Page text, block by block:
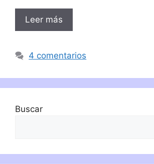
Leer más
4 comentarios
Buscar